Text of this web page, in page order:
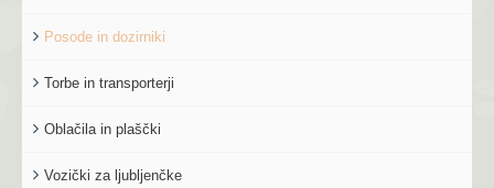
Posode in dozirniki
Torbe in transporterji
Oblačila in plaščki
Vozički za ljubljenčke